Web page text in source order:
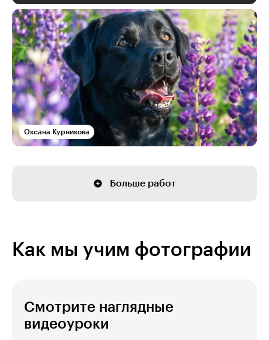
Оксана Курникова
Больше работ
Как мы учим фотографии
Смотрите наглядные
видеоуроки